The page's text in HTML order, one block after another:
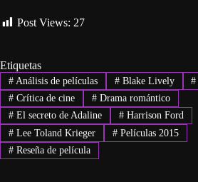
Post Views: 27
Etiquetas
#Análisis de películas #Blake Lively #
#Crítica de cine #Drama romántico
#El secreto de Adaline #Harrison Ford
#Lee Toland Krieger #Películas 2015
#Reseña de película